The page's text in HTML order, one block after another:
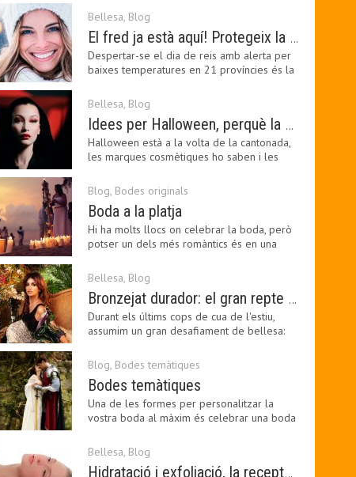
Bellesa, Blog
El fred ja està aquí! Protegeix la teva pell amb els nostres consells i propostes
Despertar-se el dia de reis amb alerta per
baixes temperatures en 21 províncies és la
Bellesa, Blog
Idees per Halloween, perquè la bellesa pot ser terrorífica
Halloween està a la volta de la cantonada,
les marques cosmètiques ho saben i les
Blog, Bodes originals
Boda a la platja
Hi ha molts llocs on celebrar la boda, però
potser un dels més romàntics és en una
Bellesa, Blog
Bronzejat durador: el gran repte beauty del final de l’estiu
Durant els últims cops de cua de l'estiu,
assumim un gran desafiament de bellesa:
Blog, Bodes temàtiques
Bodes temàtiques
Una de les formes per personalitzar la
vostra boda al màxim és celebrar una boda
Bellesa, Blog
Hidratació i exfoliació, la recepta per mantenir el bronzejat